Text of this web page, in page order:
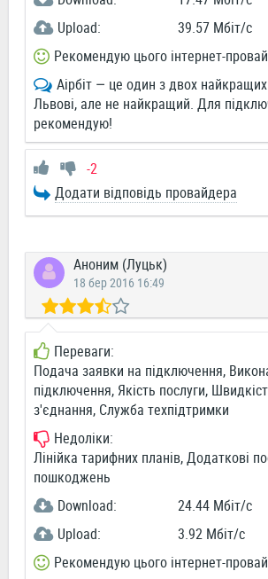
Upload:
39.57 Мбіт/c
Рекомендую цього інтернет-
Аірбіт — це один з двох
Львові, але не найкращий. Для
рекомендую!
-2
Додати відповідь провайдера
Аноним (Луцьк)
18 бер 2016 16:49
Переваги:
Подача заявки на підключення,
підключення, Якість послуги,
з'єднання, Служба техпідтримки
Недоліки:
Лінійка тарифних планів, Додаткові
пошкоджень
Download:
24.44 Мбіт/c
Upload:
3.92 Мбіт/c
Рекомендую цього інтернет-